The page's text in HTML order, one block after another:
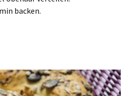
backen.